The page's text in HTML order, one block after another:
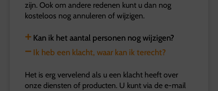
zijn. Ook om andere redenen kunt u dan nog
kosteloos nog annuleren of wijzigen.
Kan ik het aantal personen nog wijzigen?
Ik heb een klacht, waar kan ik terecht?
Het is erg vervelend als u een klacht heeft over
onze diensten of producten. U kunt via de e-mail